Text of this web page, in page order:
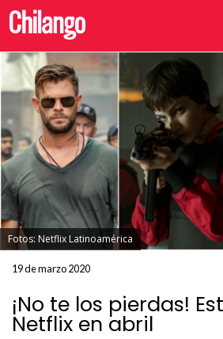
Fotos: Netflix Latinoamérica
19 de marzo 2020
¡No te los pierdas!
Netflix en abril